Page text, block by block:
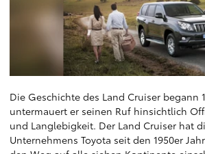
Die Geschichte des Land Cruiser begann
untermauert er seinen Ruf hinsichtlich
und Langlebigkeit. Der Land Cruiser hat
Unternehmens Toyota seit den 1950er